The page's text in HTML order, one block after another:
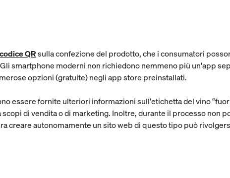
codice QRsulla confezione del prodotto, che i consumatori
smartphone moderni non richiedono nemmeno più un'app
opzioni (gratuite) negli app store preinstallati.
essere fornite ulteriori informazioni sull'etichetta del vino
di vendita o di marketing. Inoltre, durante il processo non
creare autonomamente un sito web di questo tipo può